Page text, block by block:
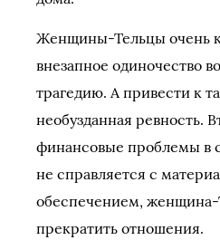
Женщины-Тельцы очень
внезапное одиночество
трагедию. А привести к
необузданная ревность.
финансовые проблемы в
не справляется с
обеспечением,
прекратить отношения.